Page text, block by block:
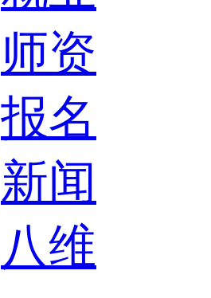
师资
报名
新闻
八维